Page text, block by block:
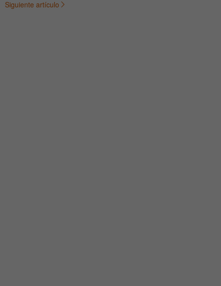
Siguiente artículo